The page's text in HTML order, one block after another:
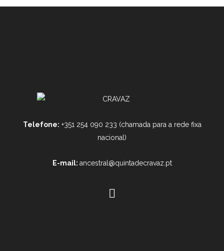
Telefone: +351 254 090 233 (chamada para a rede fixa
nacional)
E-mail: ancestral@quintadecravaz.pt